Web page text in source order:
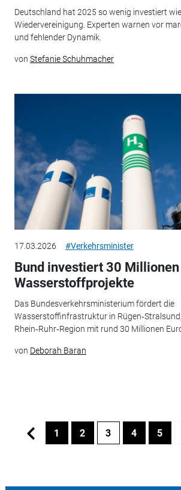
Deutschland hat 2025 so wenig investiert
Wiedervereinigung. Experten warnen vor
und fehlender Dynamik.
von Stefanie Schuhmacher
17.03.2026 #Verkehrsminister
Bund investiert 30
Wasserstoffprojekte
Das Bundesverkehrsministerium fördert die
Wasserstoffinfrastruktur in
Rhein‑Ruhr‑Region mit rund 30 Millionen Euro.
von Deborah Baran
1 2 3 4 5